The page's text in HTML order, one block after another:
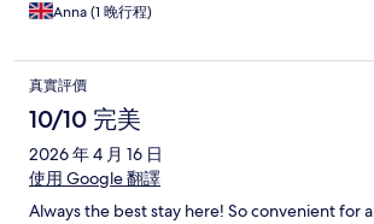
Anna (1 晚行程)
真實評價
10/10 完美
2026 年 4 月 16 日
使用 Google 翻譯
Always the best stay here! So convenient for